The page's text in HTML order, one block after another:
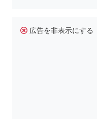
広告を非表示にする